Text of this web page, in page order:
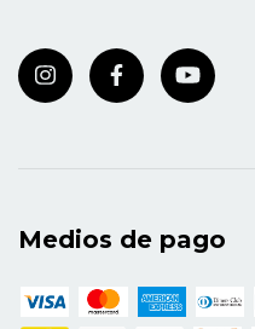
Medios de pago